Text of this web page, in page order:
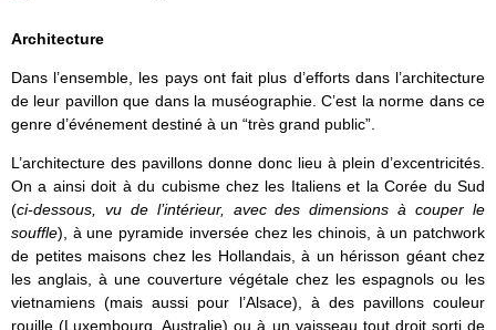
Architecture
Dans l’ensemble, les pays ont fait plus d’efforts dans l’architecture
de leur pavillon que dans la muséographie. C’est la norme dans ce
genre d’événement destiné à un “très grand public”.
L’architecture des pavillons donne donc lieu à plein d’excentricités.
On a ainsi doit à du cubisme chez les Italiens et la Corée du Sud
(ci-dessous, vu de l’intérieur, avec des dimensions à couper le
souffle), à une pyramide inversée chez les chinois, à un patchwork
de petites maisons chez les Hollandais, à un hérisson géant chez
les anglais, à une couverture végétale chez les espagnols ou les
vietnamiens (mais aussi pour l’Alsace), à des pavillons couleur
rouille (Luxembourg, Australie) ou à un vaisseau tout droit sorti de